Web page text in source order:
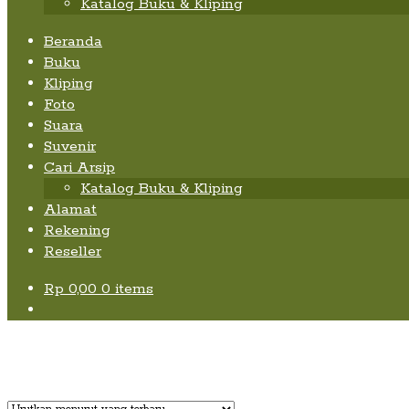
Katalog Buku & Kliping
Beranda
Buku
Kliping
Foto
Suara
Suvenir
Cari Arsip
Katalog Buku & Kliping
Alamat
Rekening
Reseller
Rp 0,00 0 items